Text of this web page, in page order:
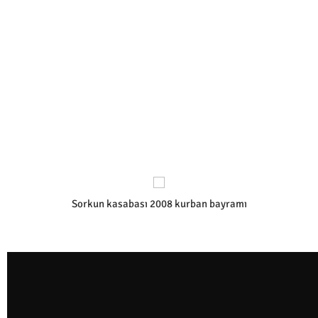
Sorkun kasabası 2008 kurban bayramı